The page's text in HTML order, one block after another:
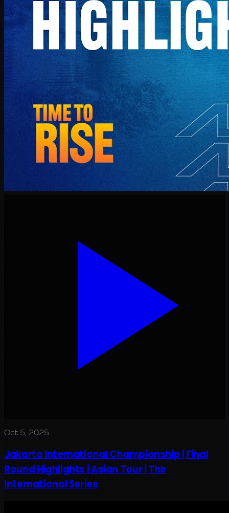
Oct 5, 2025
Jakarta International Championship | Final
Round Highlights | Asian Tour | The
International Series